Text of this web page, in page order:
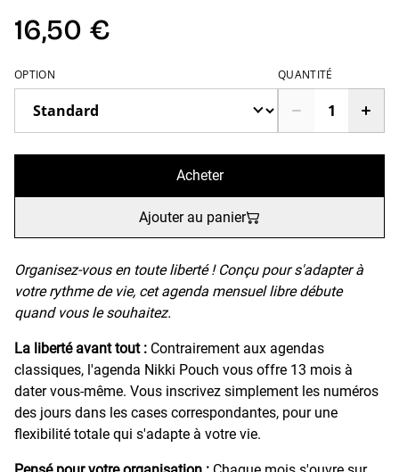
16,50 €
OPTION QUANTITÉ
Acheter
Ajouter au panier
Organisez-vous en toute liberté ! Conçu pour s'adapter à
votre rythme de vie, cet agenda mensuel libre débute
quand vous le souhaitez.
La liberté avant tout : Contrairement aux agendas
classiques, l'agenda Nikki Pouch vous offre 13 mois à
dater vous-même. Vous inscrivez simplement les numéros
des jours dans les cases correspondantes, pour une
flexibilité totale qui s'adapte à votre vie.